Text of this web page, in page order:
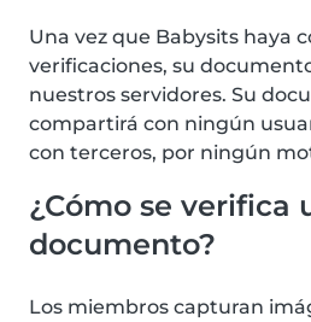
Una vez que Babysits haya
verificaciones, su
nuestros servidores. Su
compartirá con ningún
con terceros, por ningún
¿Cómo se verifica
documento?
Los miembros capturan